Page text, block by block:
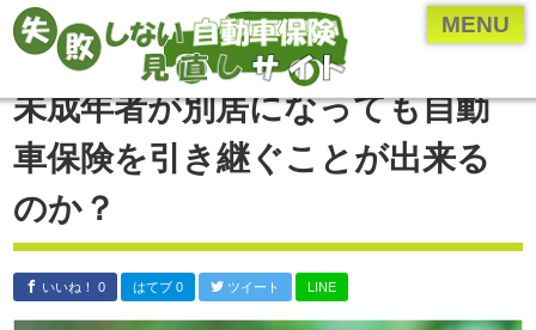
MENU
ページメニュー一覧
乗り換え(切り替え)・見直しについて
保険のプロ直伝、お得な情報やとっておきの情報
各保険会社・保険業界の研究
年齢・車種別の保険内容を検証
自動車保険の付随知識
自動車保険の基礎知識
未成年者が別居になっても自動
車保険を引き継ぐことが出来る
のか？
いいね！ 0 はてブ 0 ツイート LINE